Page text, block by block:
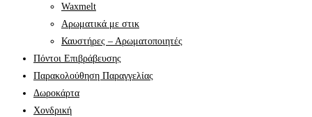
Waxmelt
Αρωματικά με στικ
Καυστήρες – Αρωματοποιητές
Πόντοι Επιβράβευσης
Παρακολούθηση Παραγγελίας
Δωροκάρτα
Χονδρική